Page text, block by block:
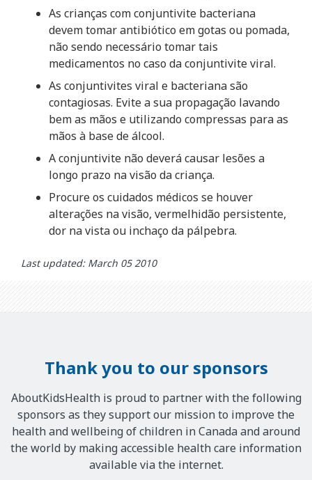
As crianças com conjuntivite bacteriana
devem tomar antibiótico em gotas ou pomada,
não sendo necessário tomar tais
medicamentos no caso da conjuntivite viral.
As conjuntivites viral e bacteriana são
contagiosas. Evite a sua propagação lavando
bem as mãos e utilizando compressas para as
mãos à base de álcool.
A conjuntivite não deverá causar lesões a
longo prazo na visão da criança.
Procure os cuidados médicos se houver
alterações na visão, vermelhidão persistente,
dor na vista ou inchaço da pálpebra.
Last updated: March 05 2010
Thank you to our sponsors
AboutKidsHealth is proud to partner with the following
sponsors as they support our mission to improve the
health and wellbeing of children in Canada and around
the world by making accessible health care information
available via the internet.